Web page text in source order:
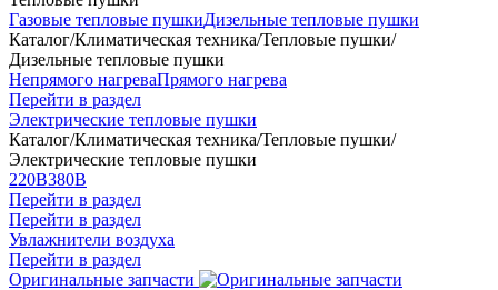
Газовые тепловые пушкиДизельные тепловые пушки
Каталог/Климатическая техника/Тепловые пушки/
Дизельные тепловые пушки
Непрямого нагреваПрямого нагрева
Перейти в раздел
Электрические тепловые пушки
Каталог/Климатическая техника/Тепловые пушки/
Электрические тепловые пушки
220В380В
Перейти в раздел
Перейти в раздел
Увлажнители воздуха
Перейти в раздел
Оригинальные запчасти